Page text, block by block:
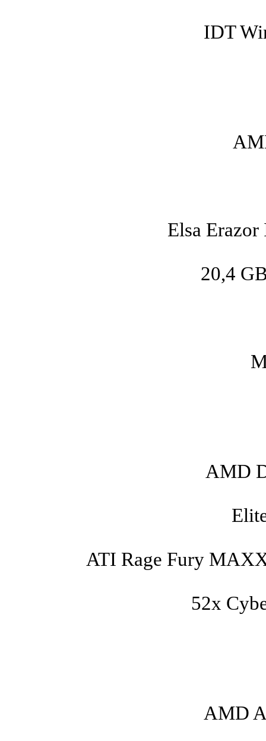
IDT
Elsa
20,4
AMD
ATI Rage Fury
52x
AMD